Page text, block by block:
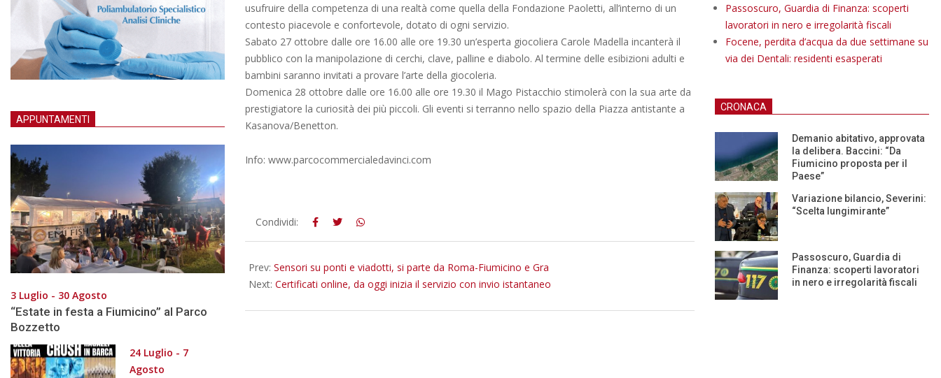
usufruire della competenza di una realtà come quella della Fondazione Paoletti, all’interno di un
contesto piacevole e confortevole, dotato di ogni servizio.
Sabato 27 ottobre dalle ore 16.00 alle ore 19.30 un’esperta giocoliera Carole Madella incanterà il
pubblico con la manipolazione di cerchi, clave, palline e diabolo. Al termine delle esibizioni adulti e
bambini saranno invitati a provare l’arte della giocoleria.
Domenica 28 ottobre dalle ore 16.00 alle ore 19.30 il Mago Pistacchio stimolerà con la sua arte da
prestigiatore la curiosità dei più piccoli. Gli eventi si terranno nello spazio della Piazza antistante a
Kasanova/Benetton.
Info: www.parcocommercialedavinci.com
2018-
10-
Condividi:
Prev: Sensori su ponti e viadotti, si parte da Roma-Fiumicino e Gra
Next: Certificati online, da oggi inizia il servizio con invio istantaneo
APPUNTAMENTI
3 Luglio - 30 Agosto
“Estate in festa a Fiumicino” al Parco
Bozzetto
24 Luglio - 7
Agosto
Passoscuro, Guardia di Finanza: scoperti
lavoratori in nero e irregolarità fiscali
Focene, perdita d’acqua da due settimane su
via dei Dentali: residenti esasperati
CRONACA
Demanio abitativo, approvata
la delibera. Baccini: “Da
Fiumicino proposta per il
Paese”
Variazione bilancio, Severini:
“Scelta lungimirante”
Passoscuro, Guardia di
Finanza: scoperti lavoratori
in nero e irregolarità fiscali